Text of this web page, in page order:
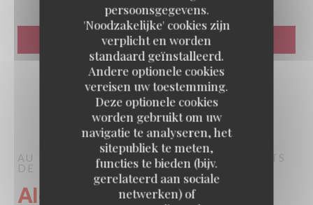
persoonsgegevens.
'Noodzakelijke' cookies zijn
verplicht en worden
standaard geïnstalleerd.
Andere optionele cookies
vereisen uw toestemming.
Deze optionele cookies
worden gebruikt om uw
navigatie te analyseren, het
sitepubliek te meten,
functies te bieden (bijv.
gerelateerd aan sociale
netwerken) of
AU PIED DE COCHONBRASSERIE – FRUITS
DE MER A EMPORTERPARIS
Algemene informatie